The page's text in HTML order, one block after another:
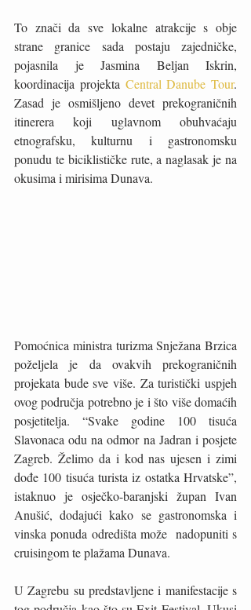
To znači da sve lokalne atrakcije s obje
strane granice sada postaju zajedničke,
pojasnila je Jasmina Beljan Iskrin,
koordinacija projekta Central Danube Tour.
Zasad je osmišljeno devet prekograničnih
itinerera koji uglavnom obuhvaćaju
etnografsku, kulturnu i gastronomsku
ponudu te biciklističke rute, a naglasak je na
okusima i mirisima Dunava.
Pomoćnica ministra turizma Snježana Brzica
poželjela je da ovakvih prekograničnih
projekata bude sve više. Za turistički uspjeh
ovog područja potrebno je i što više domaćih
posjetitelja. “Svake godine 100 tisuća
Slavonaca odu na odmor na Jadran i posjete
Zagreb. Želimo da i kod nas ujesen i zimi
dođe 100 tisuća turista iz ostatka Hrvatske”,
istaknuo je osječko-baranjski župan Ivan
Anušić, dodajući kako se gastronomska i
vinska ponuda odredišta može  nadopuniti s
cruisingom te plažama Dunava.
U Zagrebu su predstavljene i manifestacije s